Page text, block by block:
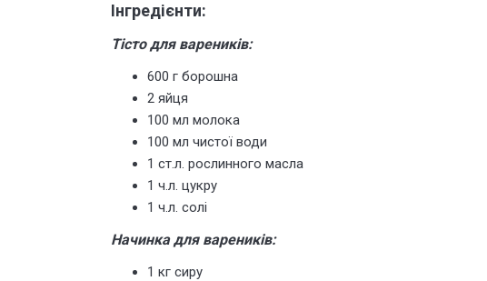
Інгредієнти:
Тісто для вареників:
600 г борошна
2 яйця
100 мл молока
100 мл чистої води
1 ст.л. рослинного масла
1 ч.л. цукру
1 ч.л. солі
Начинка для вареників:
1 кг сиру